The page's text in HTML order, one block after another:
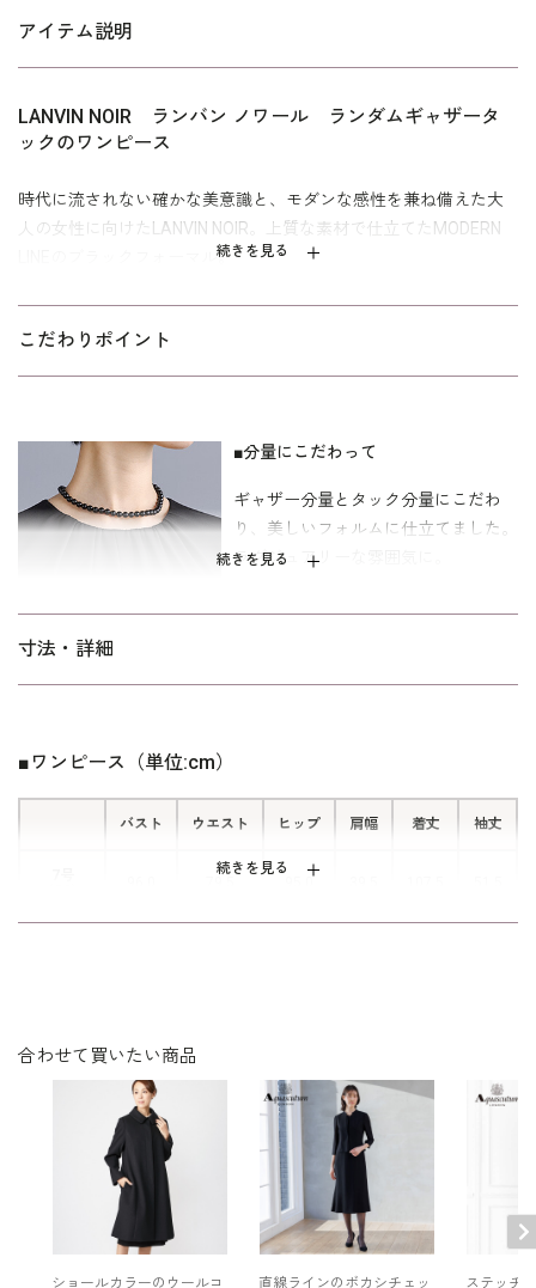
アイテム説明
続きを見る
LANVIN NOIR ランバン ノワール ランダムギャザータ
ックのワンピース
時代に流されない確かな美意識と、モダンな感性を兼ね備えた大
人の女性に向けたLANVIN NOIR。上質な素材で仕立てたMODERN
LINEのブラックフォーマル。
身頃はランダムなギャザータックをとり、価値観のあるエレガン
トな雰囲気に。ギャザー分量とタック分量にこだわり、美しいフ
メリハリのあるモダンなスタイル。ボックスプリーツなので足さ
ばきも軽やか。ワンピース単体でもスタイルは完成しますが、ジ
ャケット（0710431）と合わせたアンサンブルコーディネートも
素敵です。
別れの会、家族葬にもおすすめ。ワンピース1枚でもお使いできま
す。シーズンによっては、卒業式・卒園式礼服としても着回しし
り、ウエストを中心にゆとりを持たせています。 サイズ表記はイ
こだわりポイント
続きを見る
■分量にこだわって
ギャザー分量とタック分量にこだわ
り、美しいフォルムに仕立てました。
ラグジュアリーな雰囲気に。
襟元に合わせてパフスリーブの袖にも
寸法・詳細
続きを見る
■ワンピース（単位:cm）
バスト ウエスト ヒップ 肩幅 着丈 袖丈
表地：上身頃 / ポリエステル100％（ジョーゼット）
下身頃 / トリアセテート69％ ポリエステル31％（ス
トレッチクロス）
裏地：キュプラ100％
洗濯方法：クリーニング
日本製
後ろファスナー
合わせて買いたい商品
ショールカラーのウールコ 直線ラインのボカシチェッ ステッチ